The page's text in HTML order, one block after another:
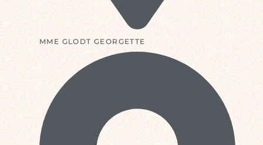
MME GLODT GEORGETTE